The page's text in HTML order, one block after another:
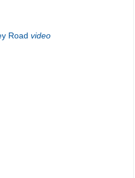
Road video